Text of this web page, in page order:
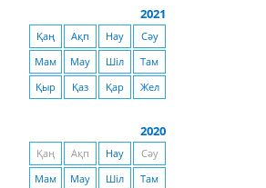
2021
Қаң Ақп Нау
Сәу
Мам
Мау Шіл
Там
Қыр
Қаз Қар Жел
2020
Қаң Ақп Нау
Сәу
Мам
Мау Шіл
Там